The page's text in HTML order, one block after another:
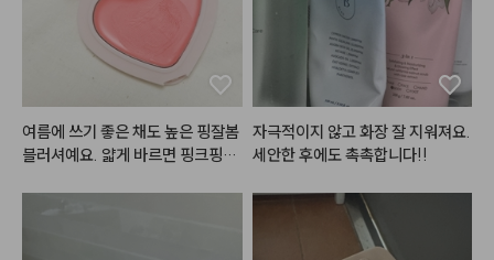
청량하고 사랑스러운 섀도우 팔레
⭐현재 쿠션은 헤메코랩에서 62%
할인중 !
한개만 사도 무료배송이니 팔레트
여름에 쓰기 좋은 채도 높은 핑잘봄
블러셔예요. 얇게 바르면 핑크핑크
자극적이지 않고 화장 잘 지워져요.
세안한 후에도 촉촉합니다!!